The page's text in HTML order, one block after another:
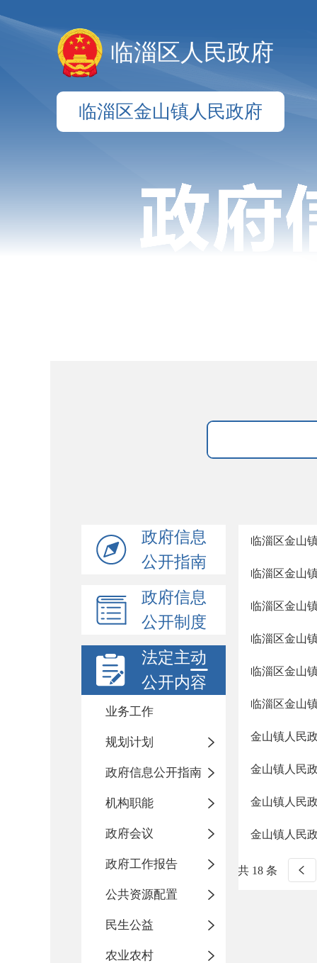
临淄区人民政府
临淄区金山镇人民政府
政府信息
公开指南
政府信息
公开制度
法定主动
公开内容
业务工作
规划计划
政府信息公开指南
机构职能
政府会议
政府工作报告
公共资源配置
民生公益
农业农村
临淄区金山
临淄区金山
临淄区金山
临淄区金山
临淄区金山
临淄区金山
金山镇人民
金山镇人民
金山镇人民
金山镇人民
共 18 条